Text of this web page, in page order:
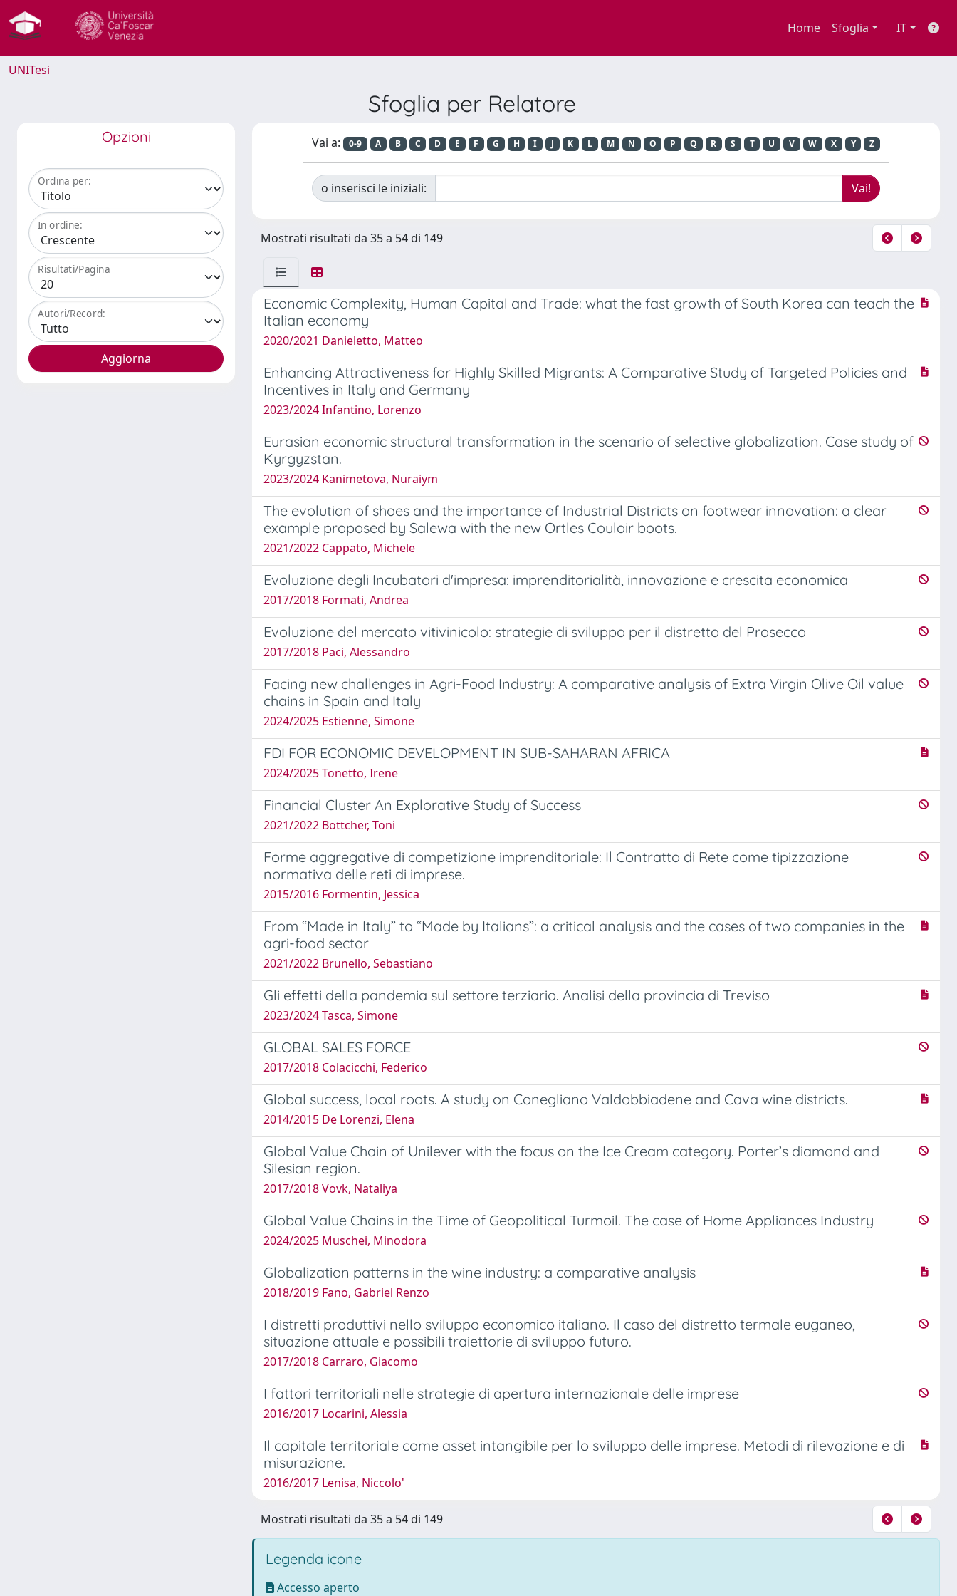
Home Sfoglia IT
UNITesi
Sfoglia per Relatore
Opzioni
Ordina per:
In ordine:
Risultati/Pagina
Autori/Record:
Vai a: 0-9 A B C D E F G H I J K L M N O P Q R S T U V W X Y Z
o inserisci le iniziali:
Mostrati risultati da 35 a 54 di 149
Economic Complexity, Human Capital and Trade: what the fast growth of South Korea can teach the
Italian economy
2020/2021 Danieletto, Matteo
Enhancing Attractiveness for Highly Skilled Migrants: A Comparative Study of Targeted Policies and
Incentives in Italy and Germany
2023/2024 Infantino, Lorenzo
Eurasian economic structural transformation in the scenario of selective globalization. Case study of
Kyrgyzstan.
2023/2024 Kanimetova, Nuraiym
The evolution of shoes and the importance of Industrial Districts on footwear innovation: a clear
example proposed by Salewa with the new Ortles Couloir boots.
2021/2022 Cappato, Michele
Evoluzione degli Incubatori d'impresa: imprenditorialità, innovazione e crescita economica
2017/2018 Formati, Andrea
Evoluzione del mercato vitivinicolo: strategie di sviluppo per il distretto del Prosecco
2017/2018 Paci, Alessandro
Facing new challenges in Agri-Food Industry: A comparative analysis of Extra Virgin Olive Oil value
chains in Spain and Italy
2024/2025 Estienne, Simone
FDI FOR ECONOMIC DEVELOPMENT IN SUB-SAHARAN AFRICA
2024/2025 Tonetto, Irene
Financial Cluster An Explorative Study of Success
2021/2022 Bottcher, Toni
Forme aggregative di competizione imprenditoriale: Il Contratto di Rete come tipizzazione
normativa delle reti di imprese.
2015/2016 Formentin, Jessica
From “Made in Italy” to “Made by Italians”: a critical analysis and the cases of two companies in the
agri-food sector
2021/2022 Brunello, Sebastiano
Gli effetti della pandemia sul settore terziario. Analisi della provincia di Treviso
2023/2024 Tasca, Simone
GLOBAL SALES FORCE
2017/2018 Colacicchi, Federico
Global success, local roots. A study on Conegliano Valdobbiadene and Cava wine districts.
2014/2015 De Lorenzi, Elena
Global Value Chain of Unilever with the focus on the Ice Cream category. Porter’s diamond and
Silesian region.
2017/2018 Vovk, Nataliya
Global Value Chains in the Time of Geopolitical Turmoil. The case of Home Appliances Industry
2024/2025 Muschei, Minodora
Globalization patterns in the wine industry: a comparative analysis
2018/2019 Fano, Gabriel Renzo
I distretti produttivi nello sviluppo economico italiano. Il caso del distretto termale euganeo,
situazione attuale e possibili traiettorie di sviluppo futuro.
2017/2018 Carraro, Giacomo
I fattori territoriali nelle strategie di apertura internazionale delle imprese
2016/2017 Locarini, Alessia
Il capitale territoriale come asset intangibile per lo sviluppo delle imprese. Metodi di rilevazione e di
misurazione.
2016/2017 Lenisa, Niccolo'
Mostrati risultati da 35 a 54 di 149
Legenda icone
Accesso aperto